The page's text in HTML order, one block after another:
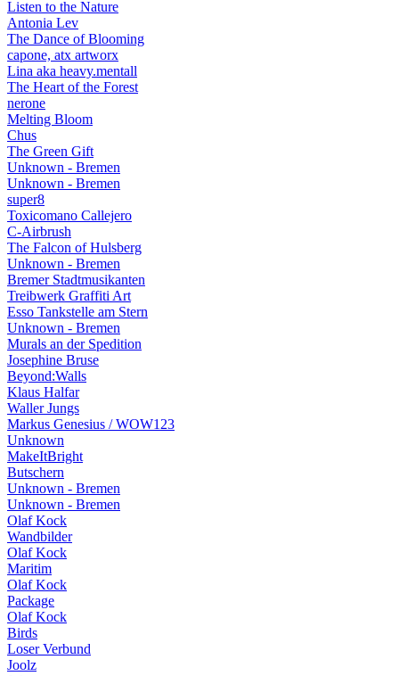
Listen to the Nature
Antonia Lev
The Dance of Blooming
capone, atx artworx
Lina aka heavy.mentall
The Heart of the Forest
nerone
Melting Bloom
Chus
The Green Gift
Unknown - Bremen
Unknown - Bremen
super8
Toxicomano Callejero
C-Airbrush
The Falcon of Hulsberg
Unknown - Bremen
Bremer Stadtmusikanten
Treibwerk Graffiti Art
Esso Tankstelle am Stern
Unknown - Bremen
Murals an der Spedition
Josephine Bruse
Beyond:Walls
Klaus Halfar
Waller Jungs
Markus Genesius / WOW123
Unknown
MakeItBright
Butschern
Unknown - Bremen
Unknown - Bremen
Olaf Kock
Wandbilder
Olaf Kock
Maritim
Olaf Kock
Package
Olaf Kock
Birds
Loser Verbund
Joolz